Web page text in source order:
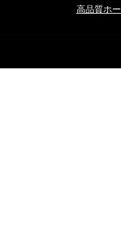
高品質ホ